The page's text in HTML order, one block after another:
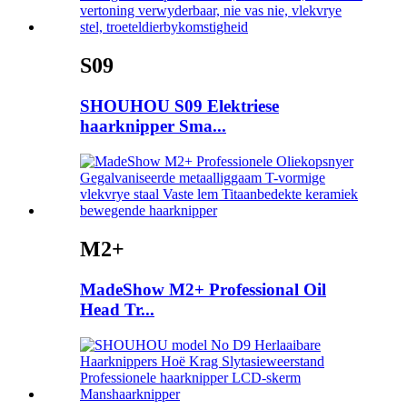
S09
SHOUHOU S09 Elektriese
haarknipper Sma...
M2+
MadeShow M2+ Professional Oil
Head Tr...